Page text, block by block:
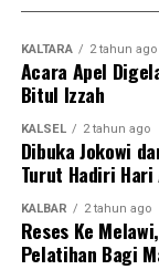
KALTARA 2 tahun ago
Acara Apel
Bitul Izzah
KALSEL 2 tahun ago
Dibuka Jokowi
Turut Hadiri Hari
KALBAR 2 tahun ago
Reses Ke
Pelatihan Bagi